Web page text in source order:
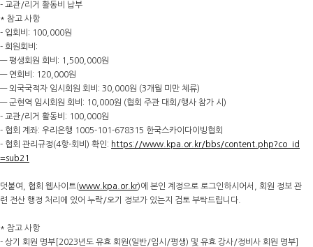
- 교관/리거 활동비 납부
* 참고 사항
- 입회비: 100,000원
- 회원회비:
— 평생회원 회비: 1,500,000원
— 연회비: 120,000원
— 외국국적자 임시회원 회비: 30,000원 (3개월 미만 체류)
— 군현역 임시회원 회비: 10,000원 (협회 주관 대회/행사 참가 시)
- 교관/리거 활동비: 100,000원
- 협회 계좌: 우리은행 1005-101-678315 한국스카이다이빙협회
- 협회 관리규정(4항-회비) 확인: https://www.kpa.or.kr/bbs/content.php?co_id
=sub21
덧붙여, 협회 웹사이트(www.kpa.or.kr)에 본인 계정으로 로그인하시어서, 회원 정보 관
련 전산 행정 처리에 있어 누락/오기 정보가 있는지 검토 부탁드립니다.
* 참고 사항
- 상기 회원 명부[2023년도 유효 회원(일반/임시/평생) 및 유효 강사/정비사 회원 명부]